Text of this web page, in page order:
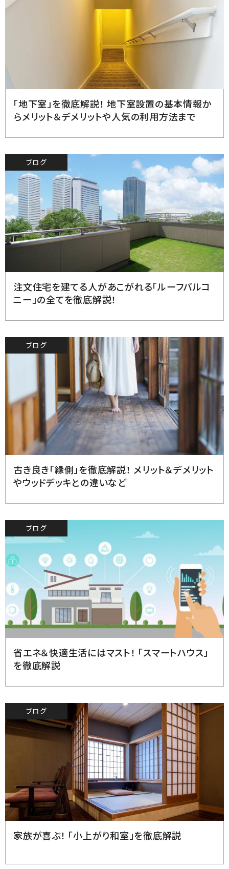
「地下室」を徹底解説！ 地下室設置の基本情報か
らメリット＆デメリットや人気の利用方法まで
ブログ
注文住宅を建てる人があこがれる「ルーフバルコ
ニー」の全てを徹底解説！
ブログ
2023.7.10
古き良き「縁側」を徹底解説！ メリット＆デメリット
やウッドデッキとの違いなど
ブログ
省エネ＆快適生活にはマスト！ 「スマートハウス」
を徹底解説
ブログ
2023.6.29
家族が喜ぶ！ 「小上がり和室」を徹底解説